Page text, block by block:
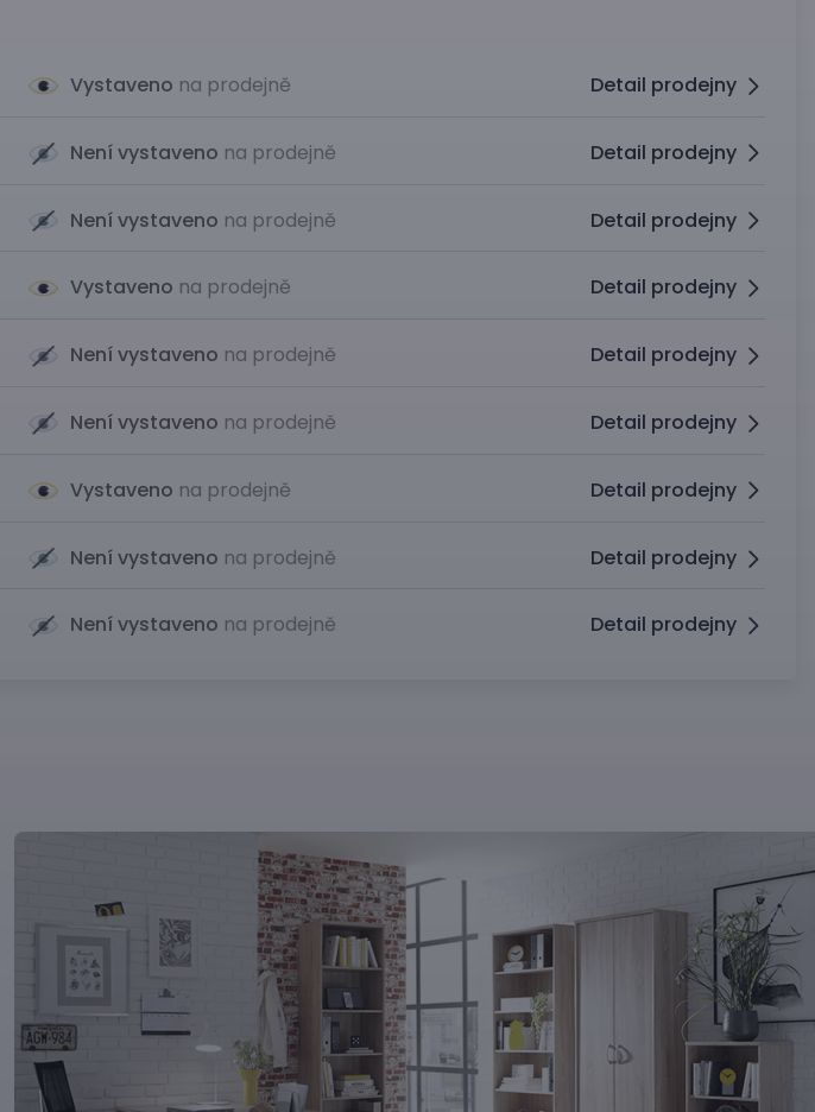
Vystaveno na prodejně Detail prodejny
Není vystaveno na prodejně Detail prodejny
Není vystaveno na prodejně Detail prodejny
Vystaveno na prodejně Detail prodejny
Není vystaveno na prodejně Detail prodejny
Není vystaveno na prodejně Detail prodejny
Vystaveno na prodejně Detail prodejny
Není vystaveno na prodejně Detail prodejny
Není vystaveno na prodejně Detail prodejny